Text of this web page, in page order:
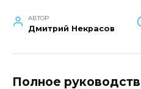
АВТОР
Дмитрий Некрасов
Полное